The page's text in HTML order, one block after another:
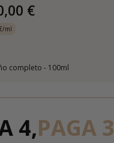
€
ml
completo - 100ml
4,PAGA 3